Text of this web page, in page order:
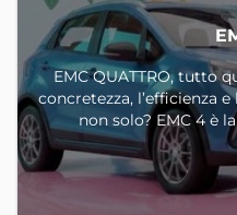
EMC QUATTRO, tutto
concretezza, l’efficienza
non solo? EMC 4 è
accessoriata e pensata
serve, senza
GPL a partire da €